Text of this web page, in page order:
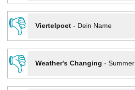
👎
Viertelpoet- Dein Name
👎
Weather's Changing - Summer